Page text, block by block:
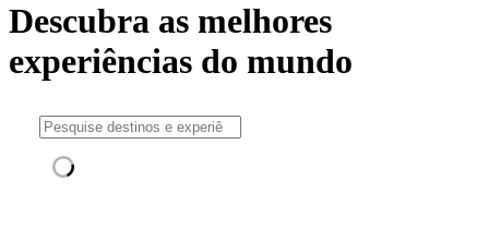
Descubra as melhores
experiências do mundo